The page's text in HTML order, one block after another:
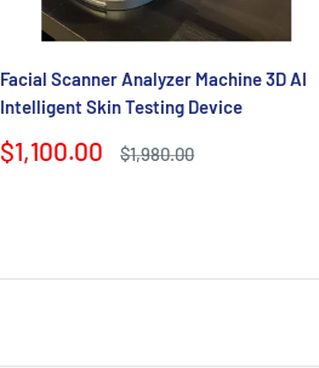
Facial Scanner Analyzer Machine 3D AI
Intelligent Skin Testing Device
Precio
$1,100.00
Precio
$1,980.00